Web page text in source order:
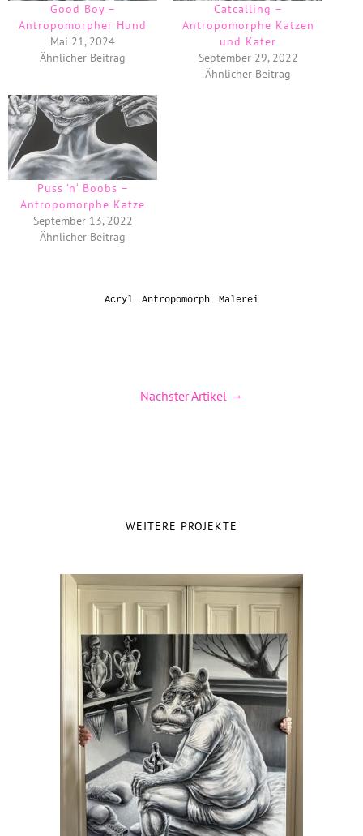
Good Boy –
Antropomorpher Hund
Mai 21, 2024
Ähnlicher Beitrag
Catcalling –
Antropomorphe Katzen
und Kater
September 29, 2022
Ähnlicher Beitrag
Puss ’n‘ Boobs –
Antropomorphe Katze
September 13, 2022
Ähnlicher Beitrag
Acryl Antropomorph Malerei
Nächster Artikel
WEITERE PROJEKTE